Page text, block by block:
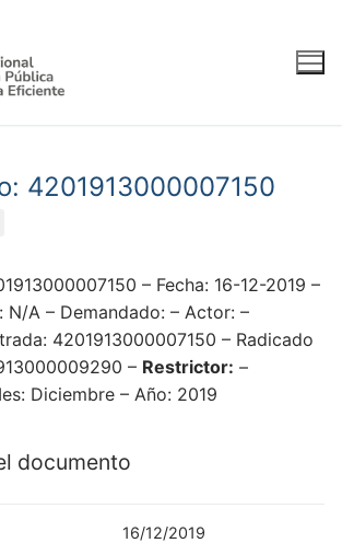
4201913000007150
– Fecha: 16-12-2019 –
N/A – Demandado: – Actor: –
4201913000007150 – Radicado
– Restrictor: –
Diciembre – Año: 2019
documento
16/12/2019